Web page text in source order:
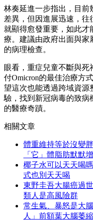
林奏延進一步指出，目前
差異，但因進展迅速，往
就顯得愈發重要，如此
療。建議由政府出面與家
的病理檢查。
眼看，重症兒童不斷與
付Omicron的最佳治療方
望這次也能透過跨域資源
驗，找到新冠病毒的致病
的醫療奇蹟。
相關文章
體重維持等於沒變
「它」體脂肪默默
椰子水可以天天喝
式也別天天喝
東野圭吾大腸癌過
類人是高風險群
常生氣、暴怒是大
人」前額葉大腦萎